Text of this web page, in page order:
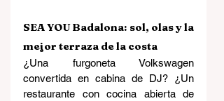
SEA YOU Badalona: sol, olas y la
mejor terraza de la costa
¿Una furgoneta Volkswagen
convertida en cabina de DJ? ¿Un
restaurante con cocina abierta de